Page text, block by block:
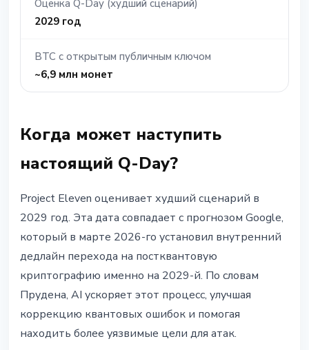
Оценка Q-Day (худший сценарий)
2029 год
BTC с открытым публичным ключом
~6,9 млн монет
Когда может наступить
настоящий Q-Day?
Project Eleven оценивает худший сценарий в
2029 год. Эта дата совпадает с прогнозом Google,
который в марте 2026-го установил внутренний
дедлайн перехода на постквантовую
криптографию именно на 2029-й. По словам
Прудена, AI ускоряет этот процесс, улучшая
коррекцию квантовых ошибок и помогая
находить более уязвимые цели для атак.